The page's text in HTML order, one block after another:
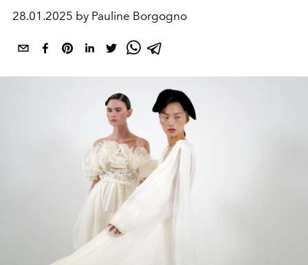
28.01.2025 by Pauline Borgogno